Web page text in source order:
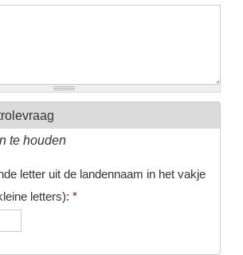
te houden
letter uit de landennaam in het vakje
letters): *